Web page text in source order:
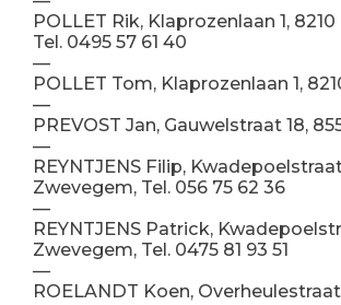
POLLET Rik, Klaprozenlaan 1,
Tel. 0495 57 61 40
—
POLLET Tom, Klaprozenlaan 1,
—
PREVOST Jan, Gauwelstraat 18,
—
REYNTJENS Filip,
Zwevegem, Tel. 056 75 62 36
—
REYNTJENS Patrick,
Zwevegem, Tel. 0475 81 93 51
—
ROELANDT Koen,